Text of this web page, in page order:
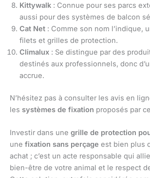
Kittywalk : Connue pour ses parcs
aussi pour des systèmes de balcon
Cat Net : Comme son nom l’indique,
filets et grilles de protection.
Climalux : Se distingue par des
destinés aux professionnels, donc
accrue.
N’hésitez pas à consulter les avis en
les systèmes de fixation proposés par
Investir dans une grille de protection
une fixation sans perçage est bien plus
achat ; c’est un acte responsable qui
bien-être de votre animal et le respect